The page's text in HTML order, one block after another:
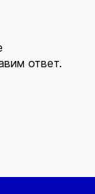
ответ.